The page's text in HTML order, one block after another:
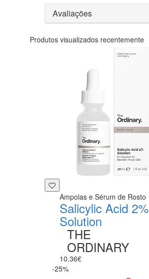
Avaliações
Produtos visualizados recentemente
Ampolas e Sérum de Rosto
Salicylic Acid 2%
Solution
THE
ORDINARY
10.36€
-25%